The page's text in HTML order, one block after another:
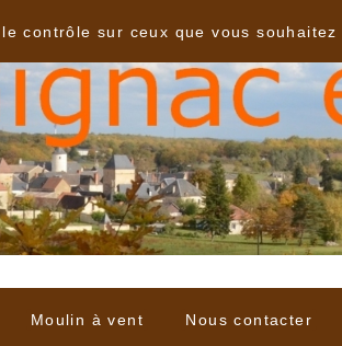
Moulin à vent Nous contacter
contrôle sur ceux que vous souhaitez